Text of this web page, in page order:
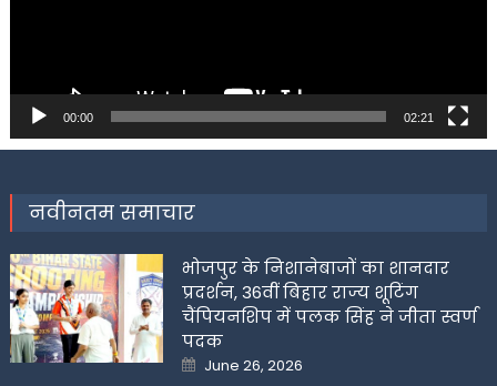
00:00 02:21
नवीनतम समाचार
भोजपुर के निशानेबाजों का शानदार
प्रदर्शन, 36वीं बिहार राज्य शूटिंग
चैंपियनशिप में पलक सिंह ने जीता स्वर्ण
पदक
Posted
on
June 26, 2026